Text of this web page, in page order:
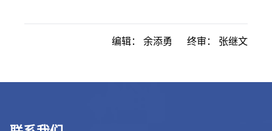
编辑： 余添勇 终审： 张继文